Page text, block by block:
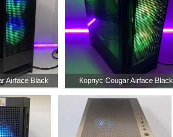
Airface Black Корпус Cougar Airface Black